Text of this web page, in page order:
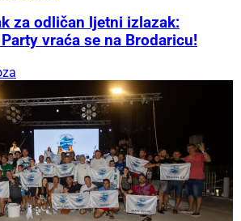
za odličan ljetni izlazak:
vraća se na Brodaricu!